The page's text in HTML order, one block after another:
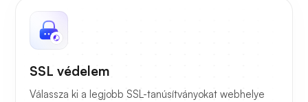
SSL védelem
Válassza ki a legjobb SSL-tanúsítványokat webhelye